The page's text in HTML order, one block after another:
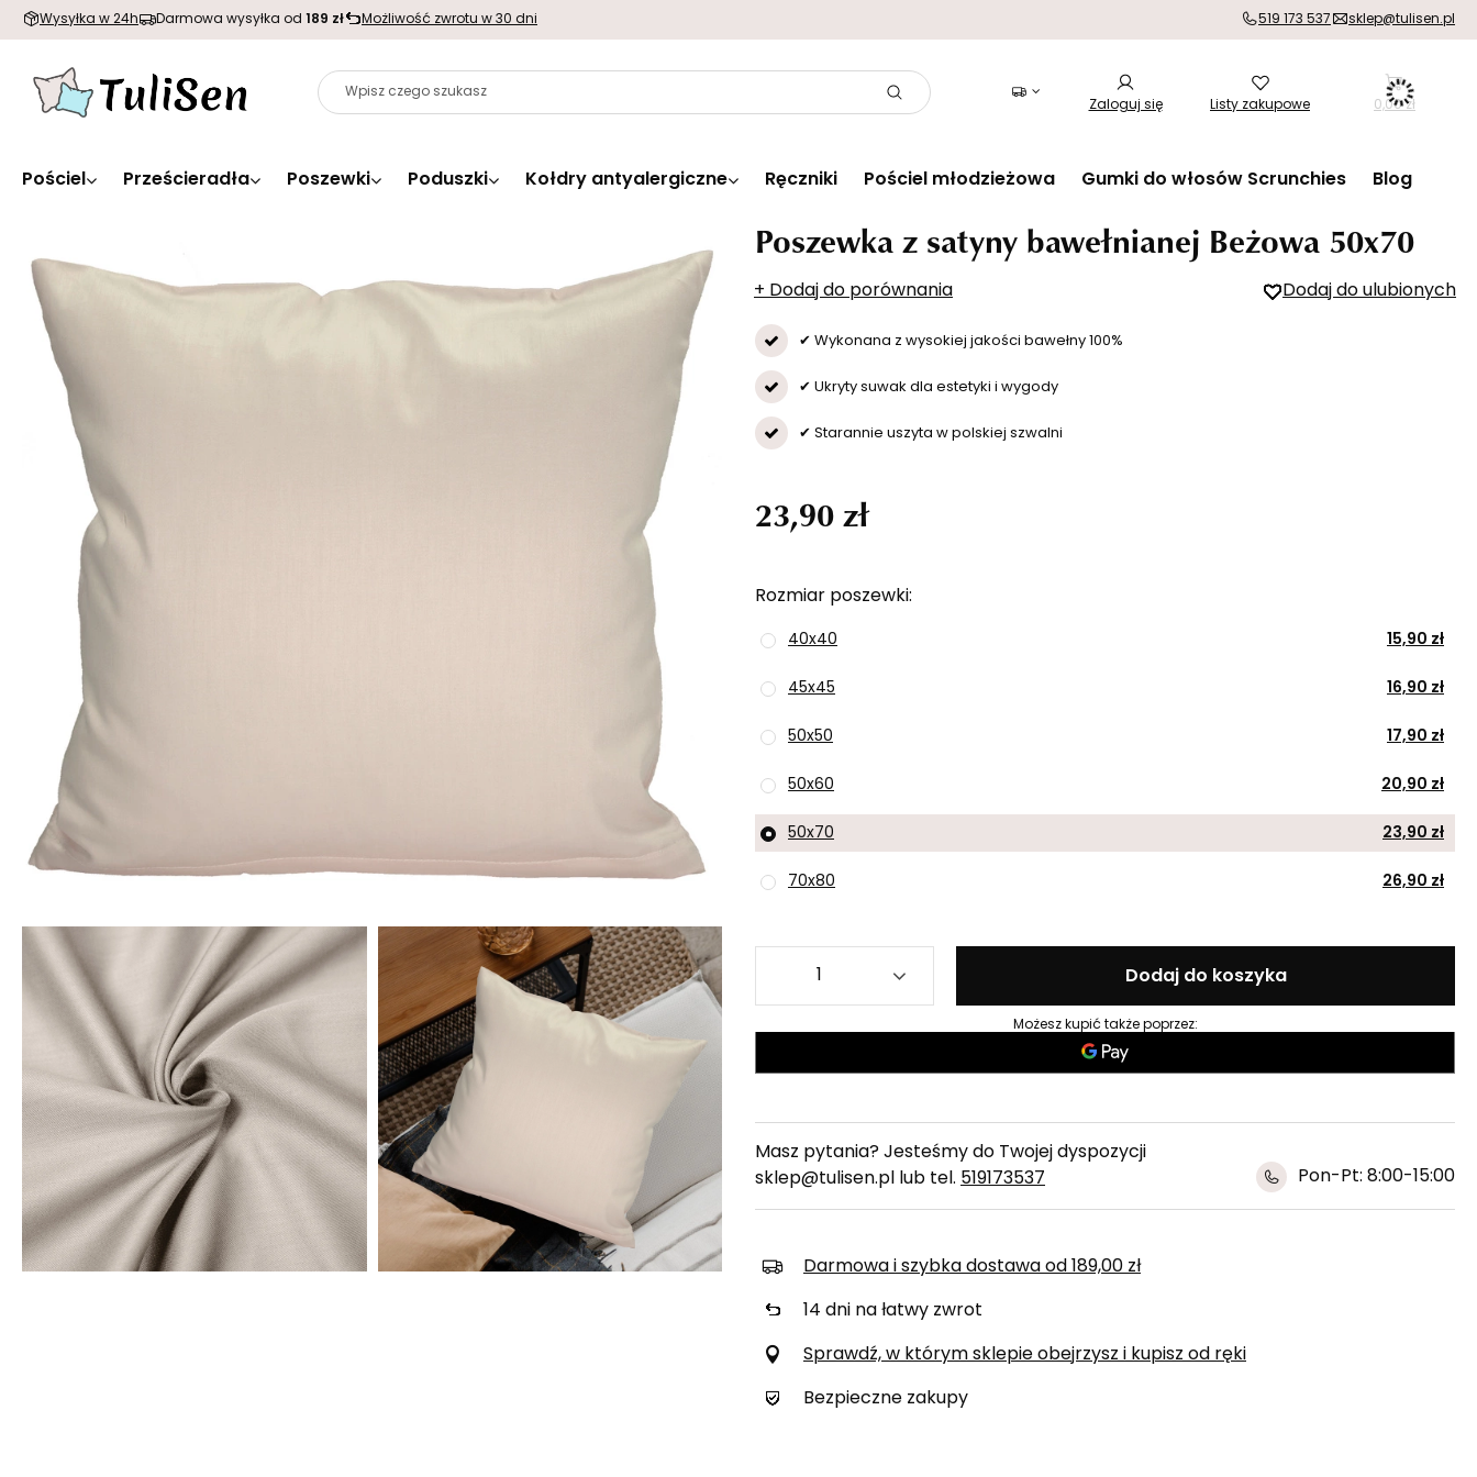
Wysyłka w 24h Darmowa wysyłka od 189 zł Możliwość zwrotu w 30 dni 519 173 537 sklep@tulisen.pl
Zaloguj się Listy zakupowe 0,00 zł
Pościel Prześcieradła Poszewki Poduszki Kołdry antyalergiczne Ręczniki Pościel młodzieżowa Gumki do włosów Scrunchies Blog
Poszewka z satyny bawełnianej Beżowa 50x70
+ Dodaj do porównania Dodaj do ulubionych
✔ Wykonana z wysokiej jakości bawełny 100%
✔ Ukryty suwak dla estetyki i wygody
✔ Starannie uszyta w polskiej szwalni
Rozmiar poszewki
40x40 15,90 zł
45x45 16,90 zł
50x50 17,90 zł
50x60 20,90 zł
50x70 23,90 zł
70x80 26,90 zł
23,90 zł
Dodaj do koszyka
Możesz kupić także poprzez:
Masz pytania? Jesteśmy do Twojej dyspozycji
sklep@tulisen.pl lub tel. 519173537 Pon-Pt: 8:00-15:00
Darmowa i szybka dostawa od 189,00 zł
14 dni na łatwy zwrot
Sprawdź, w którym sklepie obejrzysz i kupisz od ręki
Bezpieczne zakupy